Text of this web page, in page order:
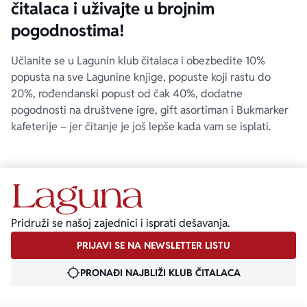
čitalaca i uživajte u brojnim
pogodnostima!
Učlanite se u Lagunin klub čitalaca i obezbedite 10%
popusta na sve Lagunine knjige, popuste koji rastu do
20%, rođendanski popust od čak 40%, dodatne
pogodnosti na društvene igre, gift asortiman i Bukmarker
kafeterije – jer čitanje je još lepše kada vam se isplati.
Pridruži se našoj zajednici i isprati dešavanja.
PRIJAVI SE NA NEWSLETTER LISTU
PRONAĐI NAJBLIŽI KLUB ČITALACA